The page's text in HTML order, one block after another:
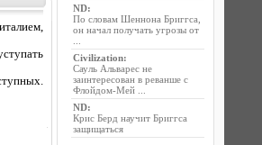
ND:
По словам Шеннона Бриггса,
он начал получать угрозы от
Civilization:
Сауль Альварес не
заинтересован в реванше с
Флойдом-Мей ...
ND:
Крис Берд научит Бриггса
защищаться